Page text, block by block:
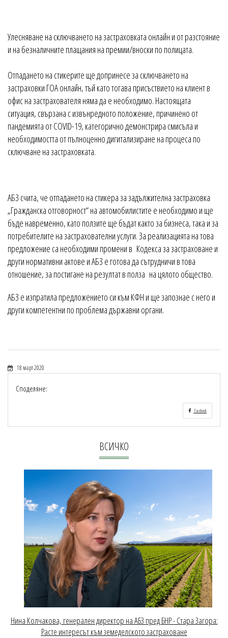
Улесняване на сключването на застраховката онлайн и от разстояние
и на безналичните плащания на премии/вноски по полицата.
Отпадането на стикерите ще допринесе за сключването на
застраховки ГОА онлайн, тъй като тогава присъствието на клиент в
офис на застрахователя няма да е необходимо. Настоящата
ситуация, свързана с извънредното положение, причинено от
пандемията от COVID-19, категорично демонстрира смисъла и
необходимостта от пълноценно дигитализиране на процеса по
сключване на застраховката.
АБЗ счита, че отпадането на стикера за задължителна застраховка
„Гражданска отговорност“ на автомобилистите е необходимо и ще
бъде навременно, като ползите ще бъдат както за бизнеса, така и за
потребителите на застрахователни услуги. За реализацията на това
предложение са необходими промени в Кодекса за застраховане и
други нормативни актове и АБЗ е готова да сътрудничи в това
отношение, за постигане на резултат в полза на цялото общество.
АБЗ е изпратила предложението си към КФН и ще запознае с него и
други компетентни по проблема държавни органи.
18 март 2020
Споделяне:
Facebook
ВСИЧКО
Нина Колчакова, генерален директор на АБЗ пред БНР - Стара Загора:
Расте интересът към земеделското застраховане